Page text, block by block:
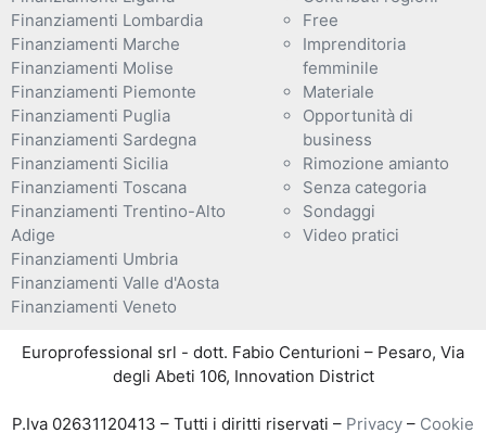
Finanziamenti Lombardia
Finanziamenti Marche
Finanziamenti Molise
Finanziamenti Piemonte
Finanziamenti Puglia
Finanziamenti Sardegna
Finanziamenti Sicilia
Finanziamenti Toscana
Finanziamenti Trentino-Alto
Adige
Finanziamenti Umbria
Finanziamenti Valle d'Aosta
Finanziamenti Veneto
Free
Imprenditoria
femminile
Materiale
Opportunità di
business
Rimozione amianto
Senza categoria
Sondaggi
Video pratici
Europrofessional srl - dott. Fabio Centurioni – Pesaro, Via
degli Abeti 106, Innovation District
P.Iva 02631120413 – Tutti i diritti riservati – Privacy – Cookie